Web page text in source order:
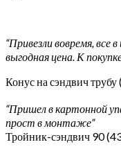
“Привезли вовремя,
выгодная цена. К
Конус на сэндвич
“Пришел в картонной
прост в монтаже”
Тройник-сэндвич 90